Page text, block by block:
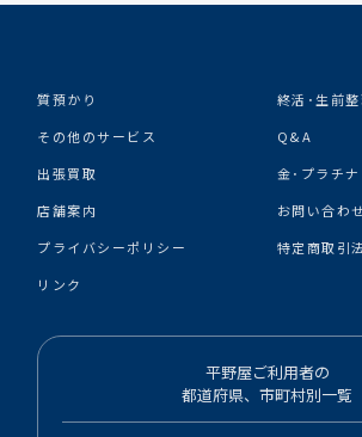
質預かり
終活･生前
その他のサービス
Q&A
出張買取
金･プラチナ
店舗案内
お問い合わせ
プライバシーポリシー
特定商取引
リンク
平野屋ご利用者の
都道府県、市町村別一覧